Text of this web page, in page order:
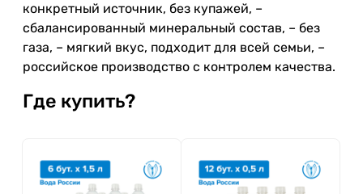
конкретный источник, без купажей, –
сбалансированный минеральный состав, – без
газа, – мягкий вкус, подходит для всей семьи, –
российское производство с контролем качества.
Где купить?